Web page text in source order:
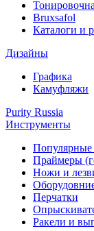
Bruxsafol
Каталоги и
Дизайны
Графика
Камуфляжи
Purity Russia
Инструменты
Праймеры
Ножи и
Перчатки
Ракели и